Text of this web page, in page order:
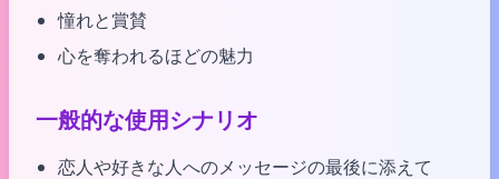
憧れと賞賛
心を奪われるほどの魅力
一般的な使用シナリオ
恋人や好きな人へのメッセージの最後に添えて